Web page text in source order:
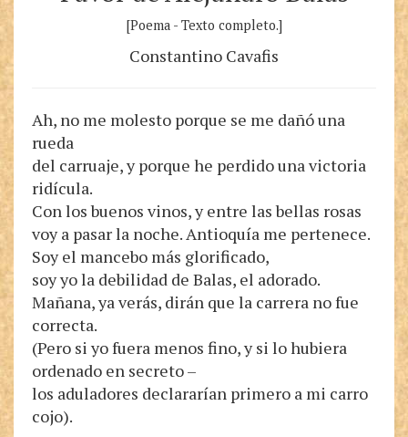
[Poema - Texto completo.]
Constantino Cavafis
Ah, no me molesto porque se me dañó una
rueda
del carruaje, y porque he perdido una victoria
ridícula.
Con los buenos vinos, y entre las bellas rosas
voy a pasar la noche. Antioquía me pertenece.
Soy el mancebo más glorificado,
soy yo la debilidad de Balas, el adorado.
Mañana, ya verás, dirán que la carrera no fue
correcta.
(Pero si yo fuera menos fino, y si lo hubiera
ordenado en secreto –
los aduladores declararían primero a mi carro
cojo).